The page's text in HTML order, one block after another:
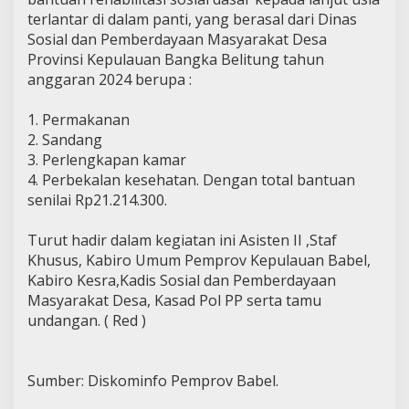
terlantar di dalam panti, yang berasal dari Dinas
Sosial dan Pemberdayaan Masyarakat Desa
Provinsi Kepulauan Bangka Belitung tahun
anggaran 2024 berupa :
1. Permakanan
2. Sandang
3. Perlengkapan kamar
4. Perbekalan kesehatan. Dengan total bantuan
senilai Rp21.214.300.
Turut hadir dalam kegiatan ini Asisten II ,Staf
Khusus, Kabiro Umum Pemprov Kepulauan Babel,
Kabiro Kesra,Kadis Sosial dan Pemberdayaan
Masyarakat Desa, Kasad Pol PP serta tamu
undangan. ( Red )
Sumber: Diskominfo Pemprov Babel.